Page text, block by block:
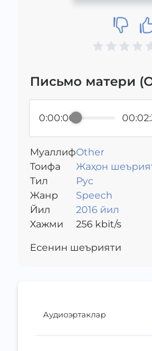
Аудиоэртаклар
Письмо матери
0:00:00
МуаллифOther
Toифа
Жаҳон
Тил
Рус
Жанр
Speech
Йил
2016 йил
Хажми
256kbit/s
Есенин шеърияти